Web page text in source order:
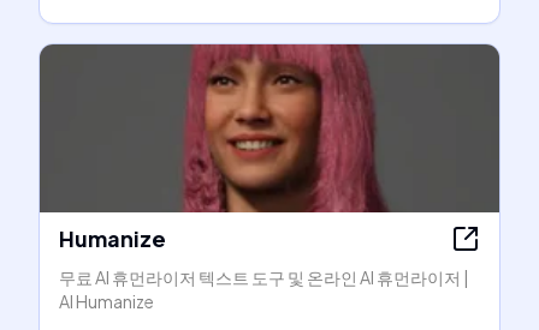
Humanize
무료 AI 휴먼라이저 텍스트 도구 및 온라인 AI 휴먼라이저 |
AI Humanize